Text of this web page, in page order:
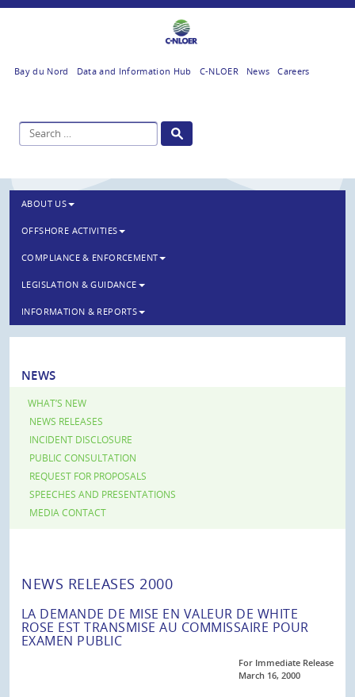
Bay du Nord Data and Information Hub C-NLOER News Careers
ABOUT US
OFFSHORE ACTIVITIES
COMPLIANCE & ENFORCEMENT
LEGISLATION & GUIDANCE
INFORMATION & REPORTS
NEWS
WHAT’S NEW
NEWS RELEASES
INCIDENT DISCLOSURE
PUBLIC CONSULTATION
REQUEST FOR PROPOSALS
SPEECHES AND PRESENTATIONS
MEDIA CONTACT
NEWS RELEASES 2000
LA DEMANDE DE MISE EN VALEUR DE WHITE
ROSE EST TRANSMISE AU COMMISSAIRE POUR
EXAMEN PUBLIC
For Immediate Release
March 16, 2000